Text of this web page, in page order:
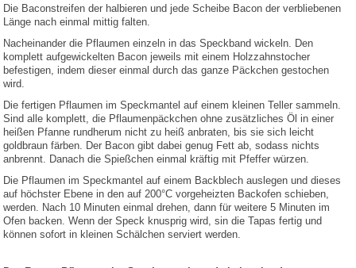
Die Baconstreifen der halbieren und jede Scheibe Bacon der verbliebenen
Länge nach einmal mittig falten.
Nacheinander die Pflaumen einzeln in das Speckband wickeln. Den
komplett aufgewickelten Bacon jeweils mit einem Holzzahnstocher
befestigen, indem dieser einmal durch das ganze Päckchen gestochen
wird.
Die fertigen Pflaumen im Speckmantel auf einem kleinen Teller sammeln.
Sind alle komplett, die Pflaumenpäckchen ohne zusätzliches Öl in einer
heißen Pfanne rundherum nicht zu heiß anbraten, bis sie sich leicht
goldbraun färben. Der Bacon gibt dabei genug Fett ab, sodass nichts
anbrennt. Danach die Spießchen einmal kräftig mit Pfeffer würzen.
Die Pflaumen im Speckmantel auf einem Backblech auslegen und dieses
auf höchster Ebene in den auf 200°C vorgeheizten Backofen schieben,
werden. Nach 10 Minuten einmal drehen, dann für weitere 5 Minuten im
Ofen backen. Wenn der Speck knusprig wird, sin die Tapas fertig und
können sofort in kleinen Schälchen serviert werden.